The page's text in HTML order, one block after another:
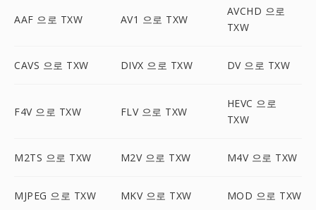
AAF 으로 TXW AV1 으로 TXW
AVCHD 으로
TXW
CAVS 으로 TXW DIVX 으로 TXW DV 으로 TXW
F4V 으로 TXW FLV 으로 TXW
HEVC 으로
TXW
M2TS 으로 TXW M2V 으로 TXW M4V 으로 TXW
MJPEG 으로 TXW MKV 으로 TXW MOD 으로 TXW